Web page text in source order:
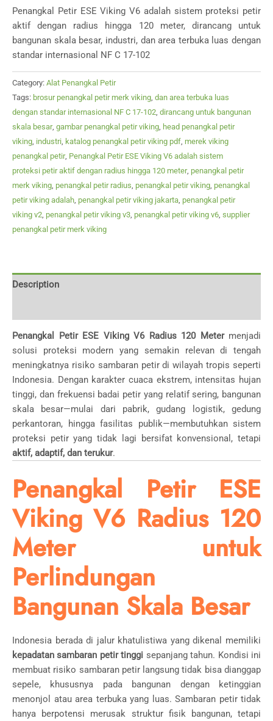
Penangkal Petir ESE Viking V6 adalah sistem proteksi petir
aktif dengan radius hingga 120 meter, dirancang untuk
bangunan skala besar, industri, dan area terbuka luas dengan
standar internasional NF C 17-102
Category: Alat Penangkal Petir
Tags: brosur penangkal petir merk viking, dan area terbuka luas
dengan standar internasional NF C 17-102, dirancang untuk bangunan
skala besar, gambar penangkal petir viking, head penangkal petir
viking, industri, katalog penangkal petir viking pdf, merek viking
penangkal petir, Penangkal Petir ESE Viking V6 adalah sistem
proteksi petir aktif dengan radius hingga 120 meter, penangkal petir
merk viking, penangkal petir radius, penangkal petir viking, penangkal
petir viking adalah, penangkal petir viking jakarta, penangkal petir
viking v2, penangkal petir viking v3, penangkal petir viking v6, supplier
penangkal petir merk viking
Description
Penangkal Petir ESE Viking V6 Radius 120 Metermenjadi
solusi proteksi modern yang semakin relevan di tengah
meningkatnya risiko sambaran petir di wilayah tropis seperti
Indonesia. Dengan karakter cuaca ekstrem, intensitas hujan
tinggi, dan frekuensi badai petir yang relatif sering, bangunan
skala besar—mulai dari pabrik, gudang logistik, gedung
perkantoran, hingga fasilitas publik—membutuhkan sistem
proteksi petir yang tidak lagi bersifat konvensional, tetapi
aktif, adaptif, dan terukur.
Penangkal Petir ESE
Viking V6 Radius 120
Meter untuk
Perlindungan
Bangunan Skala Besar
Indonesia berada di jalur khatulistiwa yang dikenal memiliki
kepadatan sambaran petir tinggi sepanjang tahun. Kondisi ini
membuat risiko sambaran petir langsung tidak bisa dianggap
sepele, khususnya pada bangunan dengan ketinggian
menonjol atau area terbuka yang luas. Sambaran petir tidak
hanya berpotensi merusak struktur fisik bangunan, tetapi